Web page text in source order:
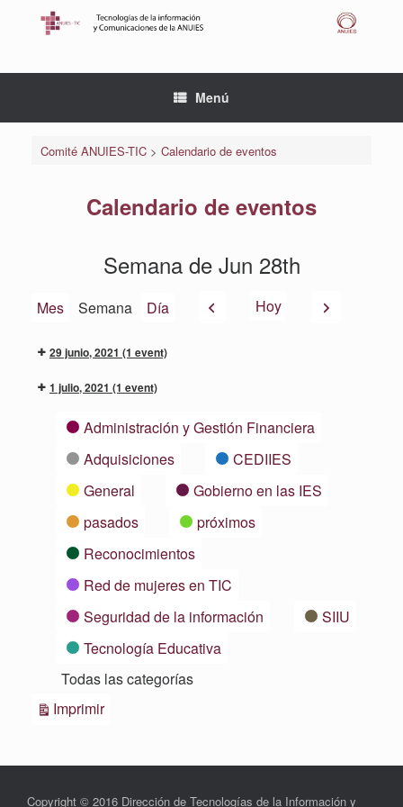
Menú
Comité ANUIES-TIC> Calendario de eventos
Calendario de eventos
Semana de Jun 28th
Mes Semana Día AnteriorHoy Siguiente
29 junio, 2021 (1 event)
1 julio, 2021 (1 event)
CategoríasAdministración y Gestión Financiera
Adquisiciones
CEDIIES
General
Gobierno en las IES
pasados
próximos
Reconocimientos
Red de mujeres en TIC
Seguridad de la información
SIIU
Tecnología Educativa
Todas las categorías
ImprimirVistas
Copyright © 2016 Dirección de Tecnologías de la Información y